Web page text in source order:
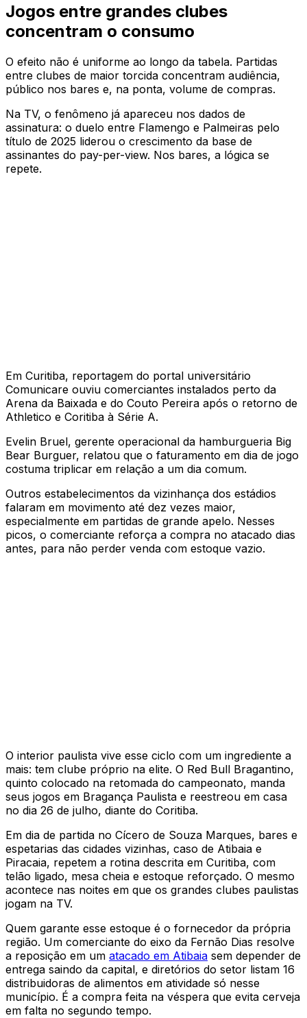
Jogos entre grandes clubes
concentram o consumo
O efeito não é uniforme ao longo da tabela. Partidas
entre clubes de maior torcida concentram audiência,
público nos bares e, na ponta, volume de compras.
Na TV, o fenômeno já apareceu nos dados de
assinatura: o duelo entre Flamengo e Palmeiras pelo
título de 2025 liderou o crescimento da base de
assinantes do pay-per-view. Nos bares, a lógica se
repete.
Em Curitiba, reportagem do portal universitário
Comunicare ouviu comerciantes instalados perto da
Arena da Baixada e do Couto Pereira após o retorno de
Athletico e Coritiba à Série A.
Evelin Bruel, gerente operacional da hamburgueria Big
Bear Burguer, relatou que o faturamento em dia de jogo
costuma triplicar em relação a um dia comum.
Outros estabelecimentos da vizinhança dos estádios
falaram em movimento até dez vezes maior,
especialmente em partidas de grande apelo. Nesses
picos, o comerciante reforça a compra no atacado dias
antes, para não perder venda com estoque vazio.
O interior paulista vive esse ciclo com um ingrediente a
mais: tem clube próprio na elite. O Red Bull Bragantino,
quinto colocado na retomada do campeonato, manda
seus jogos em Bragança Paulista e reestreou em casa
no dia 26 de julho, diante do Coritiba.
Em dia de partida no Cícero de Souza Marques, bares e
espetarias das cidades vizinhas, caso de Atibaia e
Piracaia, repetem a rotina descrita em Curitiba, com
telão ligado, mesa cheia e estoque reforçado. O mesmo
acontece nas noites em que os grandes clubes paulistas
jogam na TV.
Quem garante esse estoque é o fornecedor da própria
região. Um comerciante do eixo da Fernão Dias resolve
a reposição em um atacado em Atibaia sem depender de
entrega saindo da capital, e diretórios do setor listam 16
distribuidoras de alimentos em atividade só nesse
município. É a compra feita na véspera que evita cerveja
em falta no segundo tempo.